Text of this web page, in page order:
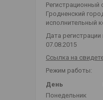
Регистрационный
Гродненский
исполнительный
Дата регистрации
07.08.2015
Ссылка на
Режим работы:
День
Понедельник